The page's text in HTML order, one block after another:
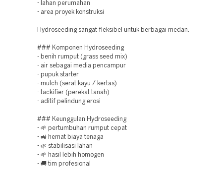
- lahan perumahan
- area proyek konstruksi
Hydroseeding sangat fleksibel untuk berbagai medan.
### Komponen Hydroseeding
- benih rumput (grass seed mix)
- air sebagai media pencampur
- pupuk starter
- mulch (serat kayu / kertas)
- tackifier (perekat tanah)
- aditif pelindung erosi
### Keunggulan Hydroseeding
- 🌱 pertumbuhan rumput cepat
- 🚜 hemat biaya tenaga
- 🌿 stabilisasi lahan
- 🌱 hasil lebih homogen
- 🚚 tim profesional